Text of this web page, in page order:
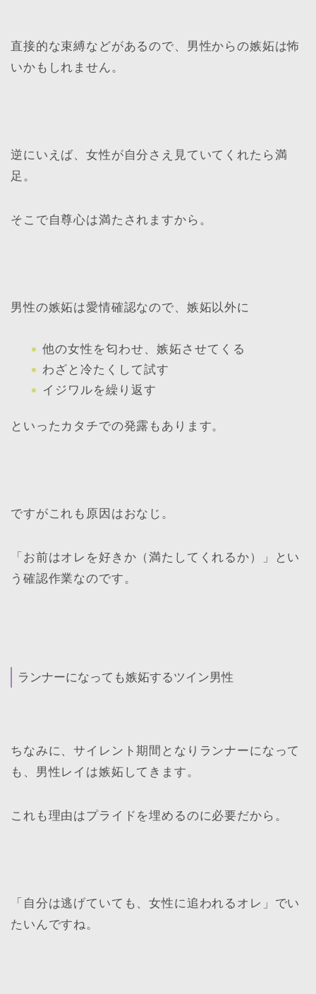
直接的な束縛などがあるので、男性からの嫉妬は怖
いかもしれません。
逆にいえば、女性が自分さえ見ていてくれたら満
足。
そこで自尊心は満たされますから。
男性の嫉妬は愛情確認なので、嫉妬以外に
他の女性を匂わせ、嫉妬させてくる
わざと冷たくして試す
イジワルを繰り返す
といったカタチでの発露もあります。
ですがこれも原因はおなじ。
「お前はオレを好きか（満たしてくれるか）」とい
う確認作業なのです。
ランナーになっても嫉妬するツイン男性
ちなみに、サイレント期間となりランナーになって
も、男性レイは嫉妬してきます。
これも理由はプライドを埋めるのに必要だから。
「自分は逃げていても、女性に追われるオレ」でい
たいんですね。